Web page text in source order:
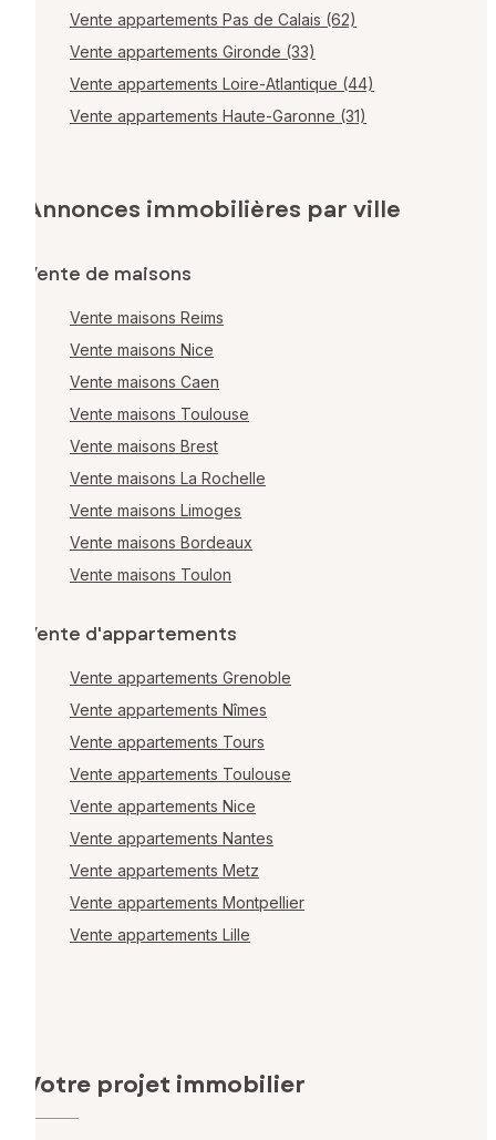
Vente appartements Pas de Calais (62)
Vente appartements Gironde (33)
Vente appartements Loire-Atlantique (44)
Vente appartements Haute-Garonne (31)
Annonces immobilières par ville
Vente de maisons
Vente maisons Reims
Vente maisons Nice
Vente maisons Caen
Vente maisons Toulouse
Vente maisons Brest
Vente maisons La Rochelle
Vente maisons Limoges
Vente maisons Bordeaux
Vente maisons Toulon
Vente d'appartements
Vente appartements Grenoble
Vente appartements Nîmes
Vente appartements Tours
Vente appartements Toulouse
Vente appartements Nice
Vente appartements Nantes
Vente appartements Metz
Vente appartements Montpellier
Vente appartements Lille
Votre projet immobilier